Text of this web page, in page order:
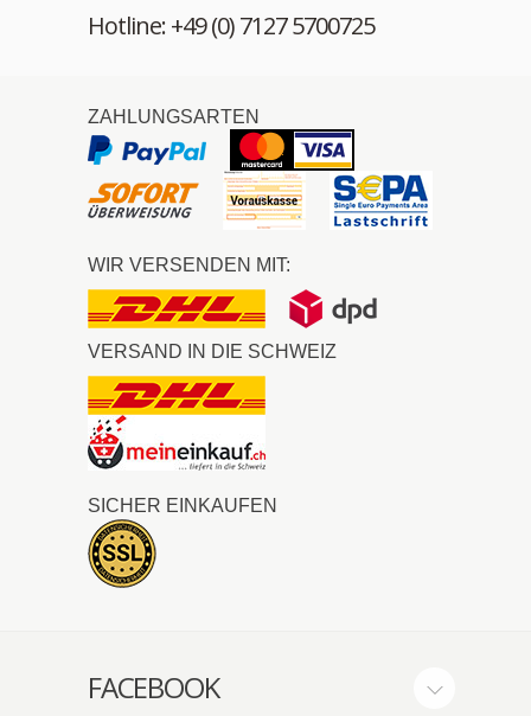
Hotline: +49 (0) 7127 5700725
ZAHLUNGSARTEN
WIR VERSENDEN MIT:
VERSAND IN DIE SCHWEIZ
SICHER EINKAUFEN
FACEBOOK